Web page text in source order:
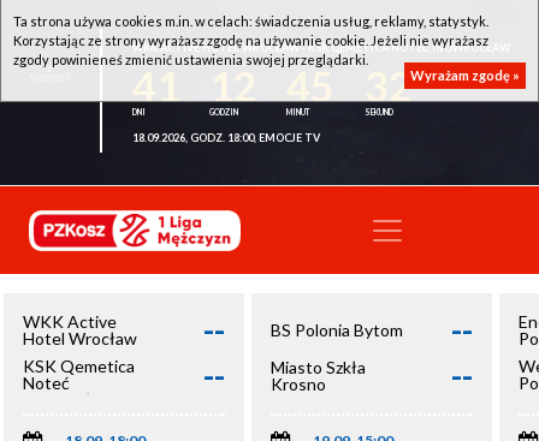
WKK ACTIVE HOTEL WROCŁAW - KSK QEMETICA NOTEĆ INOWROCŁAW
32
18.09.2026, GODZ. 18:00, EMOCJE TV
WKK Active
Hotel Wrocław
--
KSK Qemetica
Noteć
Inowrocław
--
BS Polonia Bytom --
Miasto Szkła
Krosno
--
Ta strona używa cookies m.in. w celach: świadczenia usług, reklamy, statystyk.
Korzystając ze strony wyrażasz zgodę na używanie cookie. Jeżeli nie wyrażasz
zgody powinieneś zmienić ustawienia swojej przeglądarki.
Wyrażam zgodę »